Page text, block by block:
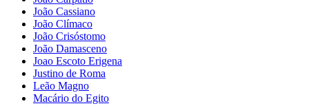
João Cassiano
João Clímaco
João Crisóstomo
João Damasceno
Joao Escoto Erigena
Justino de Roma
Leão Magno
Macário do Egito